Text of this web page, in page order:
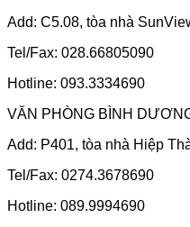
Add: C5.08, tòa nhà
Tel/Fax: 028.66805090
Hotline: 093.3334690
VĂN PHÒNG BÌNH
Add: P401, tòa nhà Hiệp
Tel/Fax: 0274.3678690
Hotline: 089.9994690